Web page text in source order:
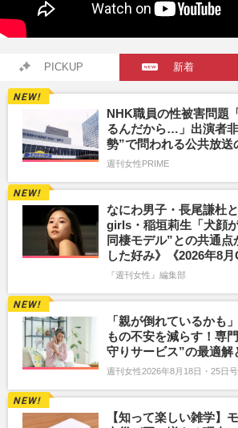
PICKUP 新着
NHK職員の性被害問題
るんだから…」出演者
勢”で問われる公共放送
週刊女性PRIME
なにわ男子・長尾謙杜
girls・稲垣莉生「犬顔
同棲モデル”との共通
した好み》《2026年8月
『週刊女性』編集部
「親が倒れているかも
もの不安を減らす！専
守りサービス”の最適解
週刊女性2026年8月18日・25日号
【知って楽しい雑学】